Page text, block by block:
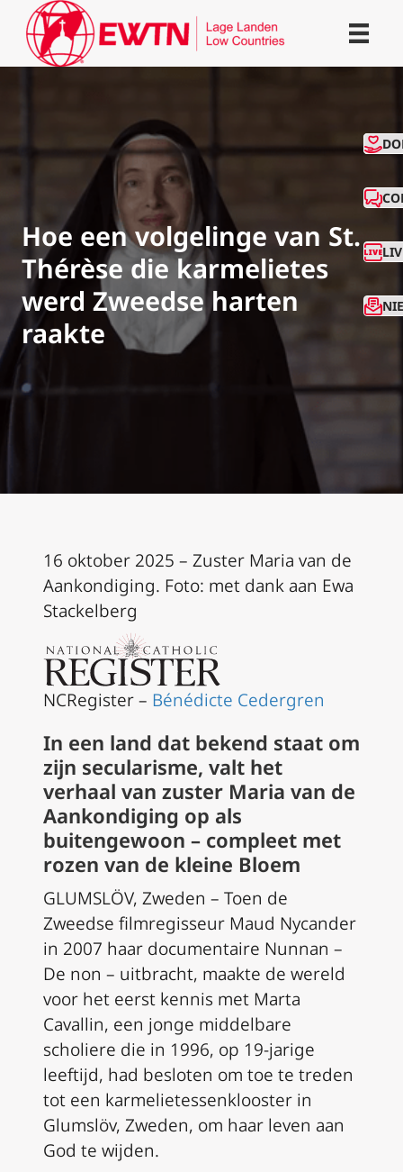
Hoe een volgelinge van St.
Thérèse die karmelietes
werd Zweedse harten
raakte
16 oktober 2025 – Zuster Maria van de
Aankondiging. Foto: met dank aan Ewa
Stackelberg
NCRegister – Bénédicte Cedergren
In een land dat bekend staat om
zijn secularisme, valt het
verhaal van zuster Maria van de
Aankondiging op als
buitengewoon – compleet met
rozen van de kleine Bloem
GLUMSLÖV, Zweden – Toen de
Zweedse filmregisseur Maud Nycander
in 2007 haar documentaire Nunnan –
De non – uitbracht, maakte de wereld
voor het eerst kennis met Marta
Cavallin, een jonge middelbare
scholiere die in 1996, op 19-jarige
leeftijd, had besloten om toe te treden
tot een karmelietessenklooster in
Glumslöv, Zweden, om haar leven aan
God te wijden.